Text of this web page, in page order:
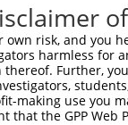
own risk, and
harmless for
Further,
use you
that the GPP